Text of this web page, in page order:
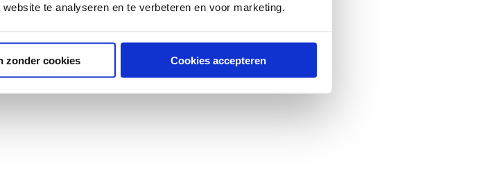
te analyseren en te verbeteren en voor marketing.
zonder cookies Cookies accepteren